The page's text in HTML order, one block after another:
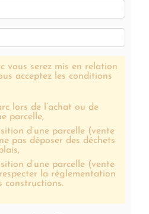
vous serez mis en relation
acceptez les conditions
lors de l’achat ou de
parcelle,
d’une parcelle (vente
pas déposer des déchets
d’une parcelle (vente
la réglementation
constructions.